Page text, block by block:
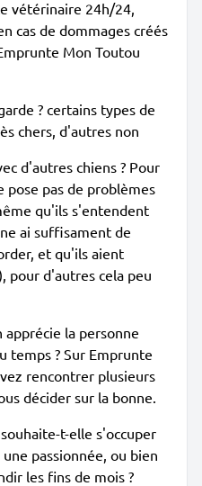
vétérinaire 24h/24,
cas de dommages créés
Mon Toutou
? certains types de
chers, d'autres non
d'autres chiens ? Pour
pose pas de problèmes
qu'ils s'entendent
ai suffisament de
et qu'ils aient
pour d'autres cela peu
la personne
temps ? Sur Emprunte
rencontrer plusieurs
décider sur la bonne.
t-elle s'occuper
passionnée, ou bien
les fins de mois ?